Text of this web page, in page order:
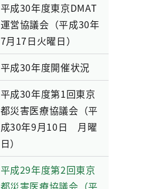
平成30年度東京DMAT
運営協議会（平成30年
7月17日火曜日）
平成30年度開催状況
平成30年度第1回東京
都災害医療協議会（平
成30年9月10日 月曜
日）
平成29年度第2回東京
都災害医療協議会（平